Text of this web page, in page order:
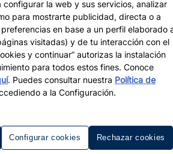
la web y sus servicios, analizar
para mostrarte publicidad, directa o a
en base a un perfil elaborado
visitadas) y de tu interacción con el
y continuar” autorizas la instalación
para todos estos fines. Conoce
. Puedes consultar nuestra Política de
a la Configuración.
Configurar cookies Rechazar cookies